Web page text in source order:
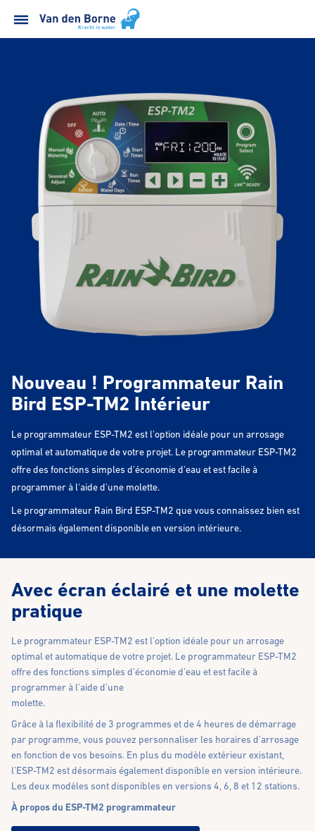
Nouveau ! Programmateur Rain
Bird ESP-TM2 Intérieur
Le programmateur ESP-TM2 est l'option idéale pour un arrosage
optimal et automatique de votre projet. Le programmateur ESP-TM2
offre des fonctions simples d'économie d'eau et est facile à
programmer à l'aide d'une molette.
Le programmateur Rain Bird ESP-TM2 que vous connaissez bien est
désormais également disponible en version intérieure.
Avec écran éclairé et une molette
pratique
Le programmateur ESP-TM2 est l’option idéale pour un arrosage
optimal et automatique de votre projet. Le programmateur ESP-TM2
offre des fonctions simples d’économie d’eau et est facile à
programmer à l’aide d’une
molette.
Grâce à la flexibilité de 3 programmes et de 4 heures de démarrage
par programme, vous pouvez personnaliser les horaires d’arrosage
en fonction de vos besoins. En plus du modèle extérieur existant,
l’ESP-TM2 est désormais également disponible en version intérieure.
Les deux modèles sont disponibles en versions 4, 6, 8 et 12 stations.
À propos du ESP-TM2 programmateur